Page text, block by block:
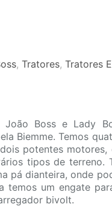
, Tratores, Tratores
João Boss e Lady
Biemme. Temos
potentes
tipos de terreno.
pá dianteira, onde
temos um engate
bivolt.